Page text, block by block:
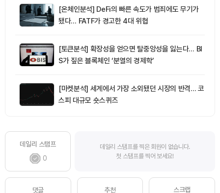
[온체인분석] DeFi의 빠른 속도가 범죄에도 무기가
됐다… FATF가 경고한 4대 위협
[토큰분석] 확장성을 얻으면 탈중앙성을 잃는다… BI
S가 짚은 블록체인 ‘분열의 경제학’
[마켓분석] 세계에서 가장 소외됐던 시장의 반격… 코
스피 대규모 숏스퀴즈
데일리 스탬프
0
데일리 스탬프를 찍은 회원이 없습니다.
첫 스탬프를 찍어 보세요!
댓글
추천
스크랩